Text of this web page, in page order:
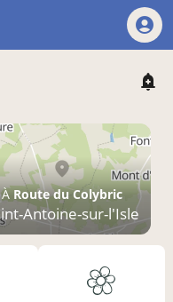
À Route du Colybric
Antoine-sur-l'Isle